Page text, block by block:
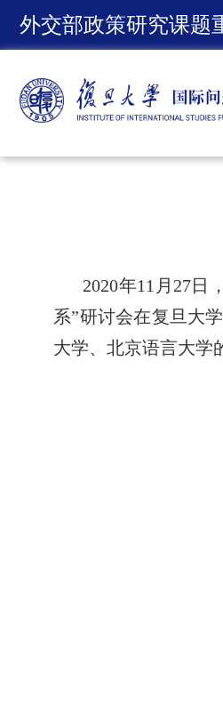
外交部政策研究课题
2020年11 月 27日
系”研讨会在复旦大
大学、北京语言大学